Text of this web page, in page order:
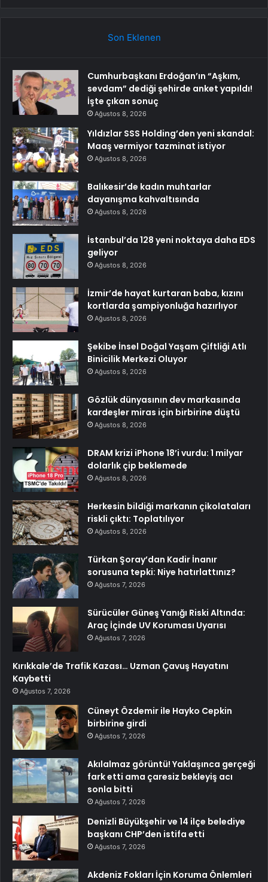
Son Eklenen
Cumhurbaşkanı Erdoğan’ın “Aşkım,
sevdam” dediği şehirde anket yapıldı!
İşte çıkan sonuç
Ağustos 8, 2026
Yıldızlar SSS Holding’den yeni skandal:
Maaş vermiyor tazminat istiyor
Ağustos 8, 2026
Balıkesir’de kadın muhtarlar
dayanışma kahvaltısında
Ağustos 8, 2026
İstanbul’da 128 yeni noktaya daha EDS
geliyor
Ağustos 8, 2026
İzmir’de hayat kurtaran baba, kızını
kortlarda şampiyonluğa hazırlıyor
Ağustos 8, 2026
Şekibe İnsel Doğal Yaşam Çiftliği Atlı
Binicilik Merkezi Oluyor
Ağustos 8, 2026
Gözlük dünyasının dev markasında
kardeşler miras için birbirine düştü
Ağustos 8, 2026
DRAM krizi iPhone 18’i vurdu: 1 milyar
dolarlık çip beklemede
Ağustos 8, 2026
Herkesin bildiği markanın çikolataları
riskli çıktı: Toplatılıyor
Ağustos 8, 2026
Türkan Şoray’dan Kadir İnanır
sorusuna tepki: Niye hatırlattınız?
Ağustos 7, 2026
Sürücüler Güneş Yanığı Riski Altında:
Araç İçinde UV Koruması Uyarısı
Ağustos 7, 2026
Kırıkkale’de Trafik Kazası… Uzman Çavuş Hayatını
Kaybetti
Ağustos 7, 2026
Cüneyt Özdemir ile Hayko Cepkin
birbirine girdi
Ağustos 7, 2026
Akılalmaz görüntü! Yaklaşınca gerçeği
fark etti ama çaresiz bekleyiş acı
sonla bitti
Ağustos 7, 2026
Denizli Büyükşehir ve 14 ilçe belediye
başkanı CHP’den istifa etti
Ağustos 7, 2026
Akdeniz Fokları İçin Koruma Önlemleri